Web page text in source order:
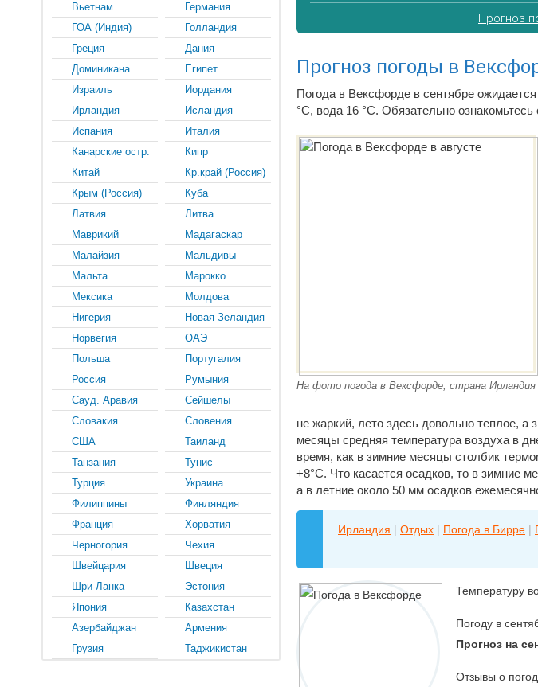
Прогноз
Прогноз погоды в
Погода в Вексфорде в сентябре
°C, вода 16 °C. Обязательно
На фото погода в Вексфорде, страна Ирландия
не жаркий, лето здесь довольно теплое, а
месяцы средняя температура воздуха в
время, как в зимние месяцы столбик
+8°C. Что касается осадков, то в зимние
а в летние около 50 мм осадков
Ирландия | Отдых | Погода в Бирре |
Температуру
Погоду в
Прогноз на
Отзывы о
Вьетнам
Германия
ГОА (Индия)
Голландия
Греция
Дания
Доминикана
Египет
Израиль
Иордания
Ирландия
Исландия
Испания
Италия
Канарские остр.
Кипр
Китай
Кр.край (Россия)
Крым (Россия)
Куба
Латвия
Литва
Маврикий
Мадагаскар
Малайзия
Мальдивы
Мальта
Марокко
Мексика
Молдова
Нигерия
Новая Зеландия
Норвегия
ОАЭ
Польша
Португалия
Россия
Румыния
Сауд. Аравия
Сейшелы
Словакия
Словения
США
Таиланд
Танзания
Тунис
Турция
Украина
Филиппины
Финляндия
Франция
Хорватия
Черногория
Чехия
Швейцария
Швеция
Шри-Ланка
Эстония
Япония
Казахстан
Азербайджан
Армения
Грузия
Таджикистан